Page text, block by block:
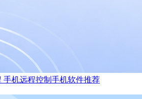
手机远程控制手机软件推荐